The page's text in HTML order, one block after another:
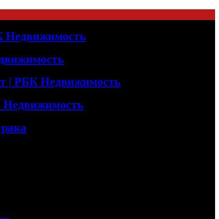
Недвижимость
| РБК Недвижимость
Недвижимость